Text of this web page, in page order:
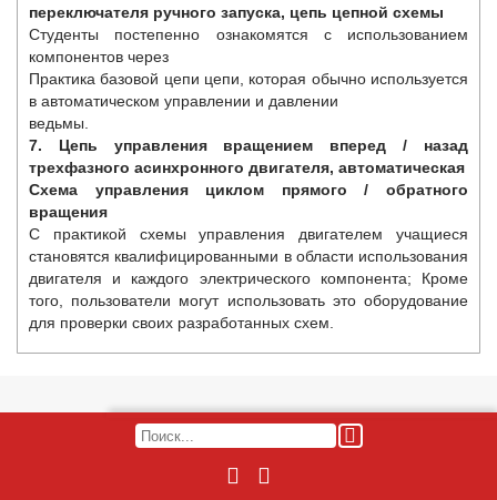
переключателя ручного запуска, цепь цепной схемы
Студенты постепенно ознакомятся с использованием
компонентов через
Практика базовой цепи цепи, которая обычно используется
в автоматическом управлении и давлении
ведьмы.
7. Цепь управления вращением вперед / назад
трехфазного асинхронного двигателя, автоматическая
Схема управления циклом прямого / обратного
вращения
С практикой схемы управления двигателем учащиеся
становятся квалифицированными в области использования
двигателя и каждого электрического компонента; Кроме
того, пользователи могут использовать это оборудование
для проверки своих разработанных схем.